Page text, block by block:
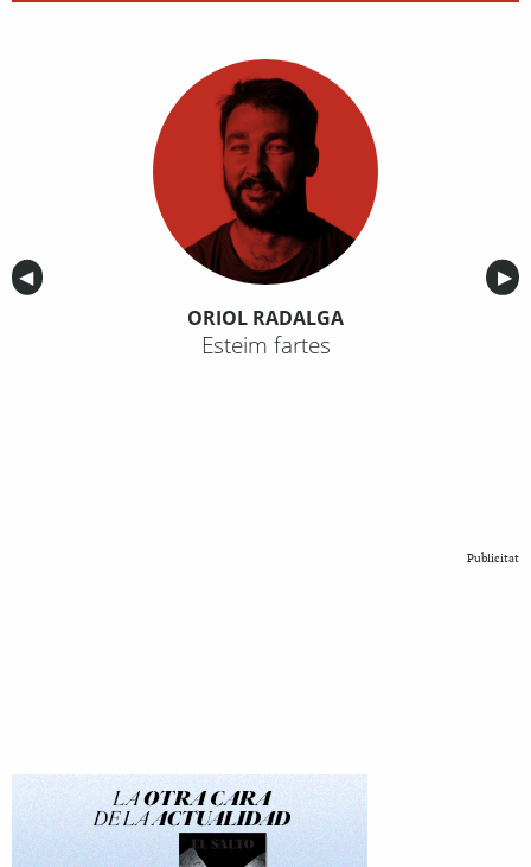
Anterior
◀︎ ▶︎
ORIOL RADALGA
Esteim fartes
Publicitat